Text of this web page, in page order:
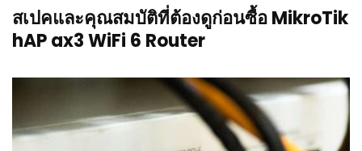
สเปคและคุณสมบัติที่ต้องดูก่อนซื้อ MikroTik
hAP ax3 WiFi 6 Router